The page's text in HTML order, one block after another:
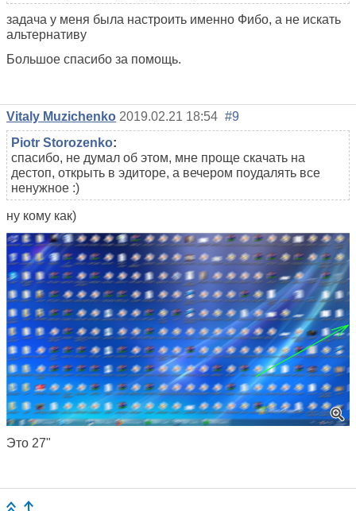
задача у меня была настроить именно Фибо, а не искать
альтернативу
Большое спасибо за помощь.
Vitaly Muzichenko 2019.02.21 18:54 #9
Piotr Storozenko:
спасибо, не думал об этом, мне проще скачать на
дестоп, открыть в эдиторе, а вечером поудалять все
ненужное :)
ну кому как)
Это 27"